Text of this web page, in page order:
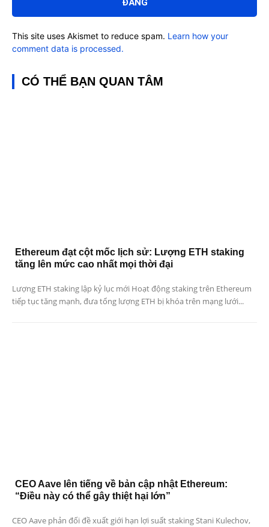
This site uses Akismet to reduce spam. Learn how your
comment data is processed.
CÓ THỂ BẠN QUAN TÂM
Ethereum đạt cột mốc lịch sử: Lượng ETH staking
tăng lên mức cao nhất mọi thời đại
Lượng ETH staking lập kỷ lục mới Hoạt động staking trên Ethereum
tiếp tục tăng mạnh, đưa tổng lượng ETH bị khóa trên mạng lưới...
CEO Aave lên tiếng về bản cập nhật Ethereum:
“Điều này có thể gây thiệt hại lớn”
CEO Aave phản đối đề xuất giới hạn lợi suất staking Stani Kulechov,